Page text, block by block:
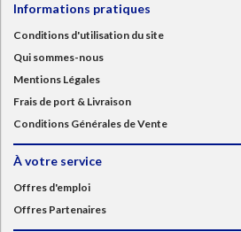
Informations pratiques
Conditions d'utilisation du site
Qui sommes-nous
Mentions Légales
Frais de port & Livraison
Conditions Générales de Vente
À votre service
Offres d'emploi
Offres Partenaires